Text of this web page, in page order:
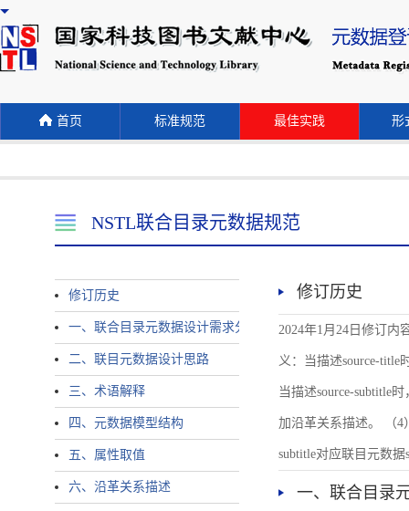
首页 标准规范 最佳实践 形
NSTL联合目录元数据规范
修订历史
一、联合目录元数据设计需求分析
二、联目元数据设计思路
三、术语解释
四、元数据模型结构
五、属性取值
六、沿革关系描述
修订历史
2024年1月24日修订内
义：当描述source-title
当描述source-subtitle
加沿革关系描述。 （4
subtitle对应联目元数据
一、联合目录